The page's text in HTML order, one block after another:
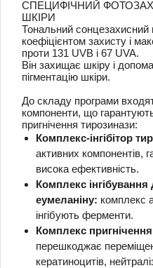
СПЕЦИФІЧНИЙ
ШКІРИ
Тональний
коефіцієнтом захисту і
проти 131 UVB і 67 UVA.
Він захищає шкіру і
пігментацію шкіри.
До складу програми
компоненти, що
пригнічення тирозинази:
Комплекс-інгібітор
активних компонентів,
висока ефективність.
Комплекс
еумеланіну: комплекс
інгібують ферменти.
Комплекс
перешкоджає
кератиноцитів,